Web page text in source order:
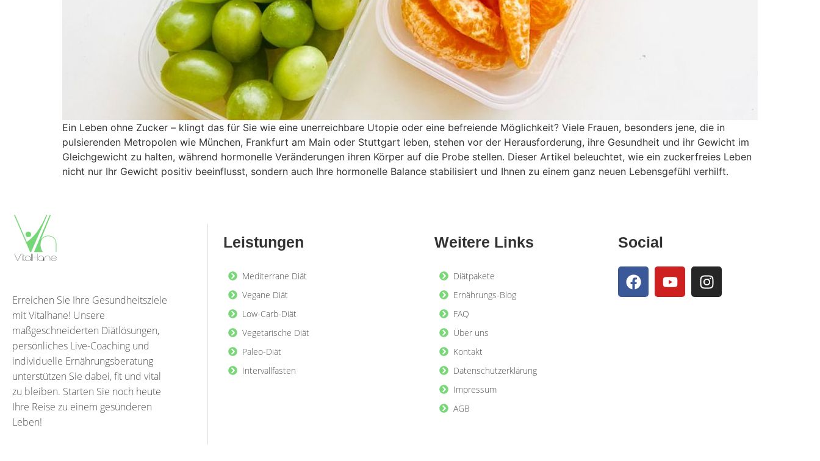
Ein Leben ohne Zucker – klingt das für Sie wie eine unerreichbare Utopie oder eine befreiende Möglichkeit? Viele Frauen, besonders jene, die in
pulsierenden Metropolen wie München, Frankfurt am Main oder Stuttgart leben, stehen vor der Herausforderung, ihre Gesundheit und ihr Gewicht im
Gleichgewicht zu halten, während hormonelle Veränderungen ihren Körper auf die Probe stellen. Dieser Artikel beleuchtet, wie ein zuckerfreies Leben
nicht nur Ihr Gewicht positiv beeinflusst, sondern auch Ihre hormonelle Balance stabilisiert und Ihnen zu einem ganz neuen Lebensgefühl verhilft.
Erreichen Sie Ihre Gesundheitsziele
mit Vitalhane! Unsere
maßgeschneiderten Diätlösungen,
persönliches Live-Coaching und
individuelle Ernährungsberatung
unterstützen Sie dabei, fit und vital
zu bleiben. Starten Sie noch heute
Ihre Reise zu einem gesünderen
Leben!
Leistungen
Mediterrane Diät
Vegane Diät
Low-Carb-Diät
Vegetarische Diät
Paleo-Diät
Intervallfasten
Weitere Links
Diätpakete
Ernährungs-Blog
FAQ
Über uns
Kontakt
Datenschutzerklärung
Impressum
AGB
Social